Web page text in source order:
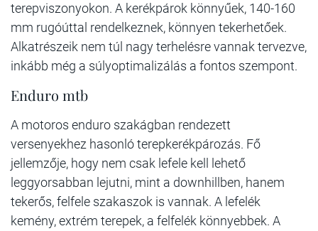
terepviszonyokon. A kerékpárok könnyűek, 140-160
mm rugóúttal rendelkeznek, könnyen tekerhetőek.
Alkatrészeik nem túl nagy terhelésre vannak tervezve,
inkább még a súlyoptimalizálás a fontos szempont.
Enduro mtb
A motoros enduro szakágban rendezett
versenyekhez hasonló terepkerékpározás. Fő
jellemzője, hogy nem csak lefele kell lehető
leggyorsabban lejutni, mint a downhillben, hanem
tekerős, felfele szakaszok is vannak. A lefelék
kemény, extrém terepek, a felfelék könnyebbek. A